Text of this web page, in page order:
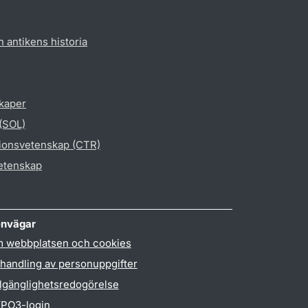
antikens historia
(CTR)
webbplatsen och cookies
av personuppgifter
login